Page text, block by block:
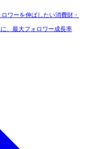
ワーを伸ばしたい消費財・
、最大フォロワー成長率